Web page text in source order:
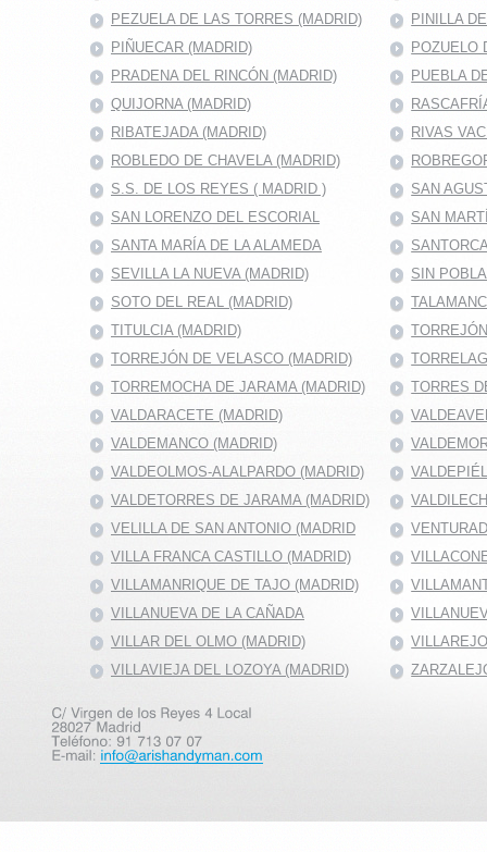
PEZUELA DE LAS TORRES (MADRID)
PINILLA
PIÑUECAR (MADRID)
POZUELO
PRADENA DEL RINCÓN (MADRID)
PUEBLA
QUIJORNA (MADRID)
RIBATEJADA (MADRID)
RIVAS
ROBLEDO DE CHAVELA (MADRID)
S.S. DE LOS REYES ( MADRID )
SAN
SAN LORENZO DEL ESCORIAL
SAN
SANTA MARÍA DE LA ALAMEDA
SEVILLA LA NUEVA (MADRID)
SIN
SOTO DEL REAL (MADRID)
TITULCIA (MADRID)
TORREJÓN DE VELASCO (MADRID)
TORREMOCHA DE JARAMA (MADRID)
TORRES
VALDARACETE (MADRID)
VALDEMANCO (MADRID)
VALDEOLMOS-ALALPARDO (MADRID)
VALDETORRES DE JARAMA (MADRID)
VELILLA DE SAN ANTONIO (MADRID
VILLA FRANCA CASTILLO (MADRID)
VILLAMANRIQUE DE TAJO (MADRID)
VILLANUEVA DE LA CAÑADA
VILLAR DEL OLMO (MADRID)
VILLAVIEJA DEL LOZOYA (MADRID)